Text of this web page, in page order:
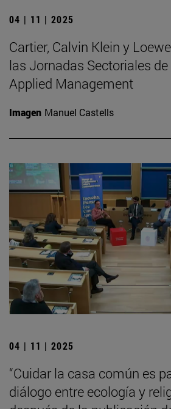
04 | 11 | 2025
Cartier, Calvin Klein y
las Jornadas Sectoriales
Applied Management
Imagen Manuel Castells
04 | 11 | 2025
“Cuidar la casa común es
diálogo entre ecología y